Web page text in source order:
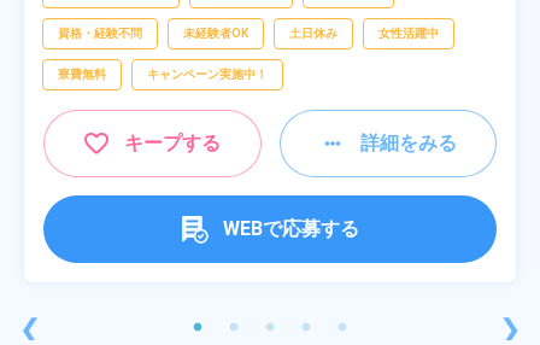
❮
資格・経験不問 未経験者OK 土日休み 女性活躍中
寮費無料 キャンペーン実施中！
キープする 詳細をみる
WEBで応募する
❯